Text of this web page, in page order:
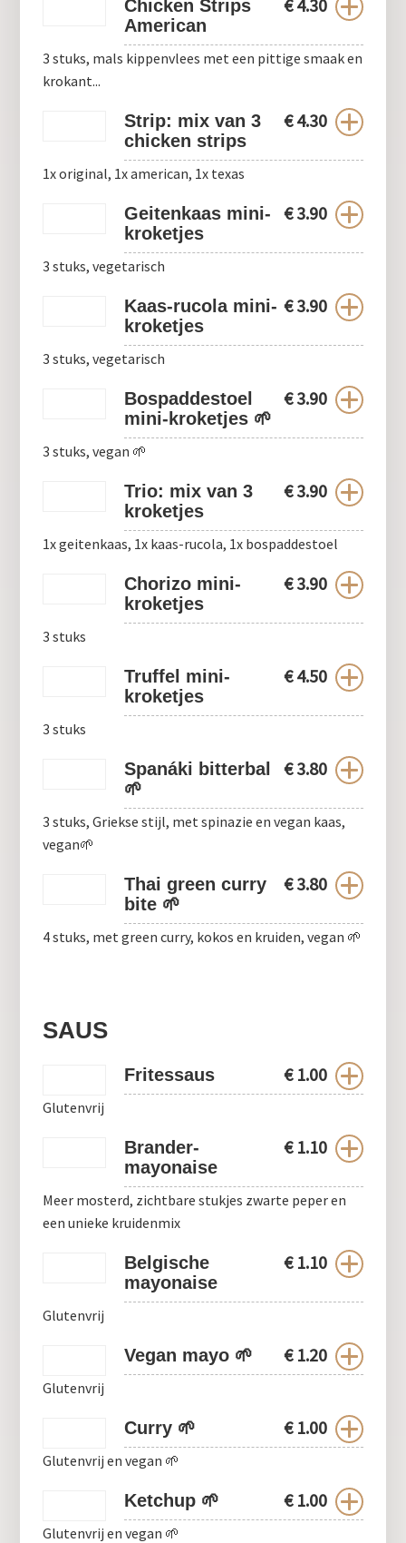
Chicken Strips
American
€4.30
3 stuks, mals kippenvlees met een pittige smaak en
krokant...
Strip: mix van 3
chicken strips
€4.30
1x original, 1x american, 1x texas
Geitenkaas mini-
kroketjes
€3.90
3 stuks, vegetarisch
Kaas-rucola mini-
kroketjes
€3.90
3 stuks, vegetarisch
Bospaddestoel
mini-kroketjes 🌱
€3.90
3 stuks, vegan 🌱
Trio: mix van 3
kroketjes
€3.90
1x geitenkaas, 1x kaas-rucola, 1x bospaddestoel
Chorizo mini-
kroketjes
€3.90
3 stuks
Truffel mini-
kroketjes
€4.50
3 stuks
Spanáki bitterbal
🌱
€3.80
3 stuks, Griekse stijl, met spinazie en vegan kaas,
vegan🌱
Thai green curry
bite 🌱
€3.80
4 stuks, met green curry, kokos en kruiden, vegan 🌱
SAUS
Fritessaus €1.00
Glutenvrij
Brander-
mayonaise
€1.10
Meer mosterd, zichtbare stukjes zwarte peper en
een unieke kruidenmix
Belgische
mayonaise
€1.10
Glutenvrij
Vegan mayo 🌱 €1.20
Glutenvrij
Curry 🌱 €1.00
Glutenvrij en vegan 🌱
Ketchup 🌱 €1.00
Glutenvrij en vegan 🌱